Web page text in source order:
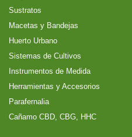
Sustratos
Macetas y Bandejas
Huerto Urbano
Sistemas de Cultivos
Instrumentos de Medida
Herramientas y Accesorios
Parafernalia
Cañamo CBD, CBG, HHC